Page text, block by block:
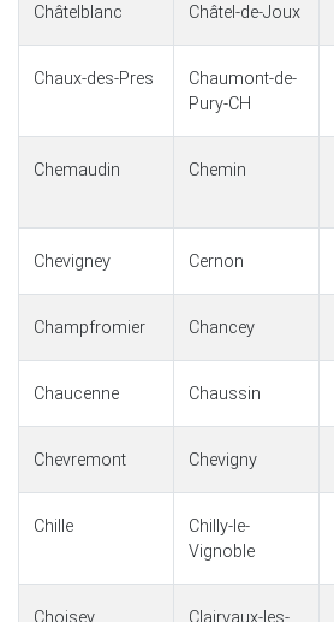
Châtelblanc Châtel-de-Joux
Chaux-des-Pres
Chaumont-de-
Pury-CH
Chemaudin Chemin
Chevigney Cernon
Champfromier Chancey
Chaucenne Chaussin
Chevremont Chevigny
Chille
Chilly-le-
Vignoble
Choisey
Clairvaux-les-